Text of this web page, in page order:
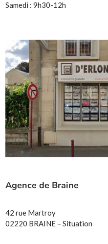
Samedi : 9h30-12h
Agence de Braine
42 rue Martroy
02220 BRAINE – Situation